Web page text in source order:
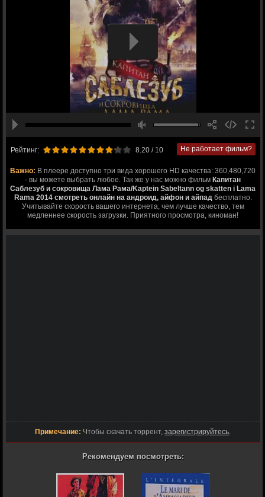
Рейтинг: 8.20/ 10 Не работает фильм?
Важно: В плеере доступно три вида хорошего HD качества: 360,480,720
- вы можете выбрать любое. Так же у нас можно фильмКапитан
Саблезуб и сокровища Лама Рама/Kaptein Sabeltann og skatten i Lama
Rama 2014 смотреть онлайн на андроид, айфон и айпадбесплатно.
Учитывайте скорость вашего интернета, чем лучше качество, тем
медленнее скорость загрузки. Приятного просмотра, киноман!
Примечание: Чтобы скачать торрент,зарегистрируйтесь.
Рекомендуем посмотреть: